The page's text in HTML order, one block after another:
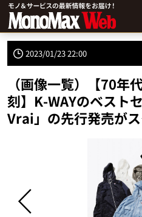
2023/01/23 22:00
（画像一覧）【70年
刻】K-WAYのベスト
Vrai」の先行発売がス